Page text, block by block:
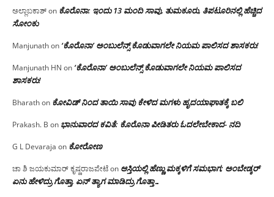
ಅಲ್ಲಾಬಕಾಶ್on ಕೊರೊನಾ: ಇಂದು 13 ಮಂದಿ ಸಾವು, ತುಮಕೂರು, ತಿಪಟೂರಿನಲ್ಲಿ ಹೆಚ್ಚಿದ
ಸೋಂಕು
Manjunathon ‘ಕೊರೊನಾ’ ಅಂಬುಲೆನ್ಸ್ ಕೊಡುವಾಗಲೇ ನಿಯಮ ಪಾಲಿಸದ ಶಾಸಕರು!
Manjunath HN on ‘ಕೊರೊನಾ’ ಅಂಬುಲೆನ್ಸ್ ಕೊಡುವಾಗಲೇ ನಿಯಮ ಪಾಲಿಸದ
ಶಾಸಕರು!
Bharathon ಕೋವಿಡ್ ನಿಂದ ತಾಯಿ ಸಾವು ಕೇಳಿದ ಮಗಳು ಹೃದಯಾಘಾತಕ್ಕೆ ಬಲಿ
Prakash. B on ಭಾನುವಾರದ ಕವಿತೆ: ಕೊರೊನಾ ಪೀಡಿತರು ಓದಲೇಬೇಕಾದ- ನದಿ
G L Devaraja on ಕೋರೋಣ
ಚಾ ಶಿ ಜಯಕುಮಾರ್ ಕೃಷ್ಣರಾಜಪೇಟೆon ಆಸ್ತಿಯಲ್ಲಿ ಹೆಣ್ಣು ಮಕ್ಕಳಿಗೆ ಸಮಭಾಗ; ಅಂಬೇಡ್ಕರ್
ಏನು ಹೇಳಿದ್ರು ಗೊತ್ತಾ, ಏನ್ ತ್ಯಾಗ ಮಾಡಿದ್ರು ಗೊತ್ತಾ…